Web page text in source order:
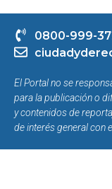
0800-999-
El Portal no se
para la publicación o
y contenidos de
de interés general con